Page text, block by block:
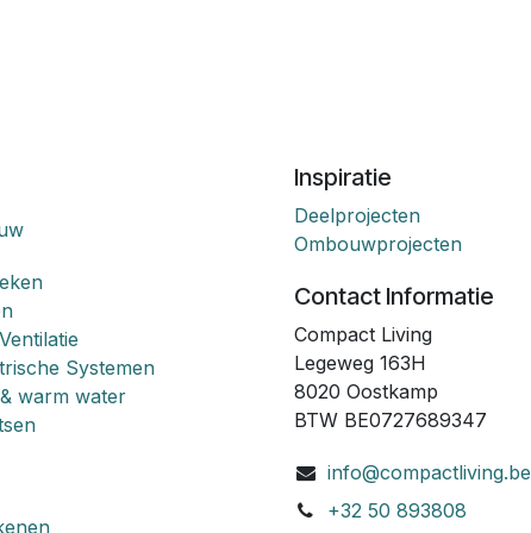
Inspiratie
Deelprojecten
Ombouwprojecten
Contact Informatie
Compact Living
Legeweg 163H
8020 Oostkamp
BTW BE0727689347
info@compactliving.be
+32 50 893808
Systemen
warm water